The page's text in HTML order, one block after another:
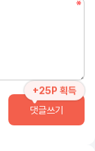
+25P 획득
댓글쓰기